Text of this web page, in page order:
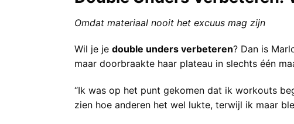
Omdat materiaal nooit het excuus mag zijn
Wil je je double unders verbeteren? Dan is
maar doorbraakte haar plateau in slechts één
“Ik was op het punt gekomen dat ik workouts
zien hoe anderen het wel lukte, terwijl ik maar